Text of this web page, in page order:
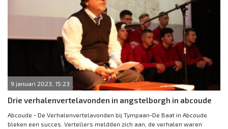
9 januari 2023, 15:23
Drie verhalenvertelavonden in angstelborgh in abcoude
Abcoude - De Verhalenvertelavonden bij Tympaan-De Baat in Abcoude
bleken een succes. Vertellers meldden zich aan, de verhalen waren